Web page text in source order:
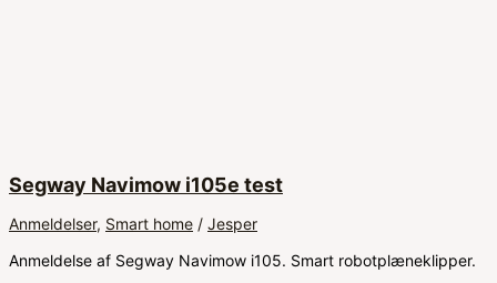
Segway Navimow i105e test
Anmeldelser, Smart home / Jesper
Anmeldelse af Segway Navimow i105. Smart robotplæneklipper.